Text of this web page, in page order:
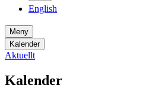
English
Meny
Kalender
Aktuellt
Kalender